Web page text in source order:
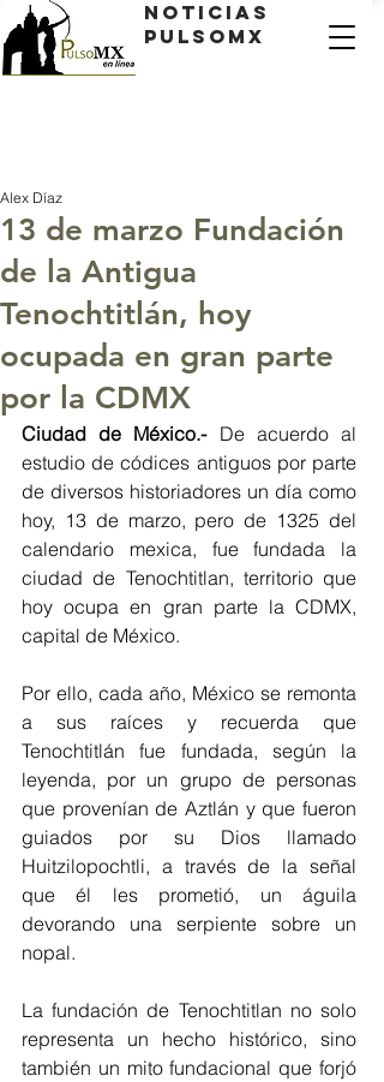
Noticias
PulsoMX
13 de marzo Fundación
de la Antigua
Tenochtitlán, hoy
ocupada en gran parte
por la CDMX
Alex Díaz
Ciudad de México.- De acuerdo al
estudio de códices antiguos por parte
de diversos historiadores un día como
hoy, 13 de marzo, pero de 1325 del
calendario mexica, fue fundada la
ciudad de Tenochtitlan, territorio que
hoy ocupa en gran parte la CDMX,
capital de México.
Por ello, cada año, México se remonta
a sus raíces y recuerda que
Tenochtitlán fue fundada, según la
leyenda, por un grupo de personas
que provenían de Aztlán y que fueron
guiados por su Dios llamado
Huitzilopochtli, a través de la señal
que él les prometió, un águila
devorando una serpiente sobre un
nopal.
La fundación de Tenochtitlan no solo
representa un hecho histórico, sino
también un mito fundacional que forjó